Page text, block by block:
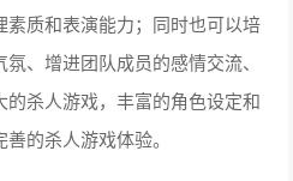
质和表演能力；同时也可以培
、增进团队成员的感情交流、
杀人游戏，丰富的角色设定和
的杀人游戏体验。